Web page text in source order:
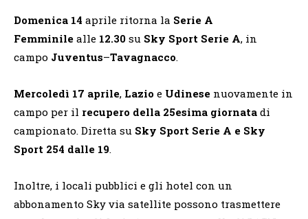
Domenica 14 aprile ritorna la Serie A
Femminile alle 12.30 su Sky Sport Serie A, in
campo Juventus–Tavagnacco.
Mercoledì 17 aprile, Lazio e Udinese nuovamente in
campo per il recupero della 25esima giornata di
campionato. Diretta su Sky Sport Serie A e Sky
Sport 254 dalle 19.
Inoltre, i locali pubblici e gli hotel con un
abbonamento Sky via satellite possono trasmettere